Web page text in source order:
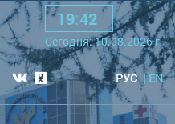
Черная схема
19:42
Cегодня:10.08.2026г.
РУС EN